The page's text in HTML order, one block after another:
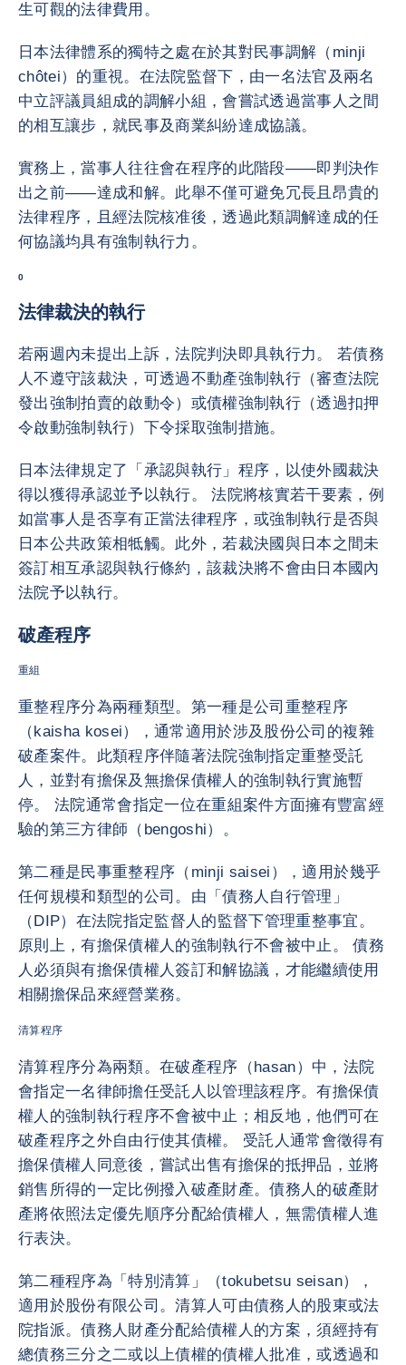
生可觀的法律費用。
日本法律體系的獨特之處在於其對民事調解（minji
chôtei）的重視。在法院監督下，由一名法官及兩名
中立評議員組成的調解小組，會嘗試透過當事人之間
的相互讓步，就民事及商業糾紛達成協議。
實務上，當事人往往會在程序的此階段——即判決作
出之前——達成和解。此舉不僅可避免冗長且昂貴的
法律程序，且經法院核准後，透過此類調解達成的任
何協議均具有強制執行力。
0
法律裁決的執行
若兩週內未提出上訴，法院判決即具執行力。 若債務
人不遵守該裁決，可透過不動產強制執行（審查法院
發出強制拍賣的啟動令）或債權強制執行（透過扣押
令啟動強制執行）下令採取強制措施。
日本法律規定了「承認與執行」程序，以使外國裁決
得以獲得承認並予以執行。 法院將核實若干要素，例
如當事人是否享有正當法律程序，或強制執行是否與
日本公共政策相牴觸。此外，若裁決國與日本之間未
簽訂相互承認與執行條約，該裁決將不會由日本國內
法院予以執行。
破產程序
重組
重整程序分為兩種類型。第一種是公司重整程序
（kaisha kosei），通常適用於涉及股份公司的複雜
破產案件。此類程序伴隨著法院強制指定重整受託
人，並對有擔保及無擔保債權人的強制執行實施暫
停。 法院通常會指定一位在重組案件方面擁有豐富經
驗的第三方律師（bengoshi）。
第二種是民事重整程序（minji saisei），適用於幾乎
任何規模和類型的公司。由「債務人自行管理」
（DIP）在法院指定監督人的監督下管理重整事宜。
原則上，有擔保債權人的強制執行不會被中止。 債務
人必須與有擔保債權人簽訂和解協議，才能繼續使用
相關擔保品來經營業務。
清算程序
清算程序分為兩類。在破產程序（hasan）中，法院
會指定一名律師擔任受託人以管理該程序。有擔保債
權人的強制執行程序不會被中止；相反地，他們可在
破產程序之外自由行使其債權。 受託人通常會徵得有
擔保債權人同意後，嘗試出售有擔保的抵押品，並將
銷售所得的一定比例撥入破產財產。債務人的破產財
產將依照法定優先順序分配給債權人，無需債權人進
行表決。
第二種程序為「特別清算」（tokubetsu seisan），
適用於股份有限公司。清算人可由債務人的股東或法
院指派。債務人財產分配給債權人的方案，須經持有
總債務三分之二或以上債權的債權人批准，或透過和